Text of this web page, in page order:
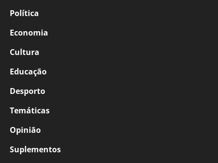
Política
Economia
Cultura
Educação
Desporto
Temáticas
Opinião
Suplementos